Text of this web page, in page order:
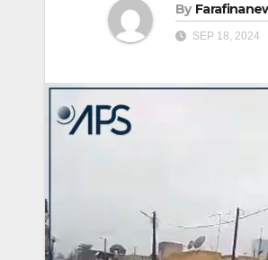
By
SEP 18, 2024